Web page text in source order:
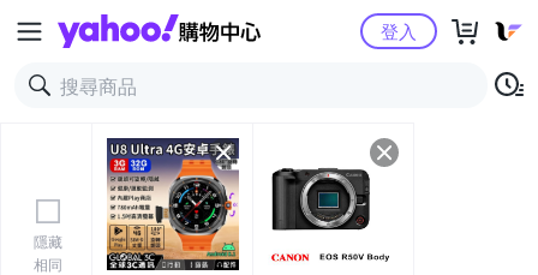
Yahoo購物中心登入
隱藏
相同